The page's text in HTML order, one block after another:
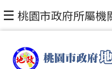
跳到主要內容區塊
桃園市政府所屬機